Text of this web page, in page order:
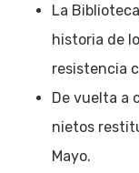
La
historia de
resistencia
De vuelta a
nietos
Mayo.